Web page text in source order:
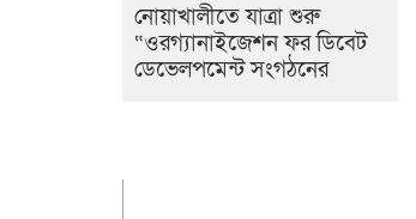
নোয়াখালীতে যাত্রা শুরু
“ওরগ্যানাইজেশন ফর ডিবেট
ডেভেলপমেন্ট সংগঠনের